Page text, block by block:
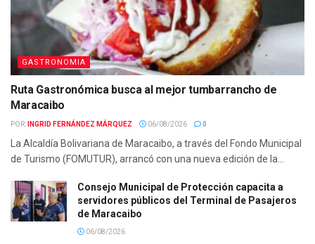
GASTRONOMIA
Ruta Gastronómica busca al mejor tumbarrancho de
Maracaibo
POR: INGRID FERNÁNDEZ MÁRQUEZ 06/08/2026 0
La Alcaldía Bolivariana de Maracaibo, a través del Fondo Municipal
de Turismo (FOMUTUR), arrancó con una nueva edición de la...
Consejo Municipal de Protección capacita a
servidores públicos del Terminal de Pasajeros
de Maracaibo
06/08/2026